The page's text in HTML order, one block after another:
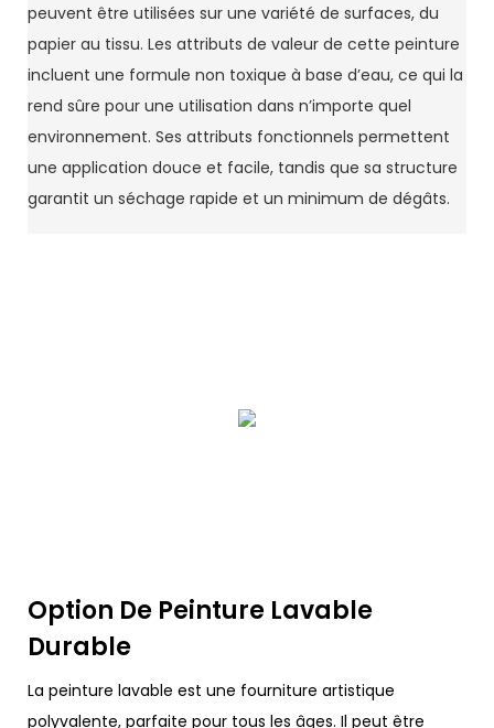
peuvent être utilisées sur une variété de surfaces, du
papier au tissu. Les attributs de valeur de cette peinture
incluent une formule non toxique à base d’eau, ce qui la
rend sûre pour une utilisation dans n’importe quel
environnement. Ses attributs fonctionnels permettent
une application douce et facile, tandis que sa structure
garantit un séchage rapide et un minimum de dégâts.
Option De Peinture Lavable
Durable
La peinture lavable est une fourniture artistique
polyvalente, parfaite pour tous les âges. Il peut être